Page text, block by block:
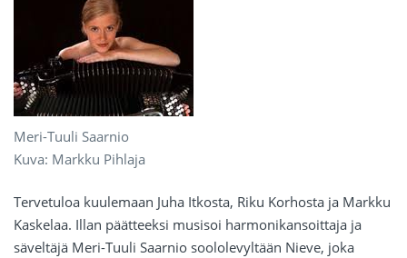
Meri-Tuuli Saarnio
Kuva: Markku Pihlaja
Tervetuloa kuulemaan Juha Itkosta, Riku Korhosta ja Markku
Kaskelaa. Illan päätteeksi musisoi harmonikansoittaja ja
säveltäjä Meri-Tuuli Saarnio soololevyltään Nieve, joka